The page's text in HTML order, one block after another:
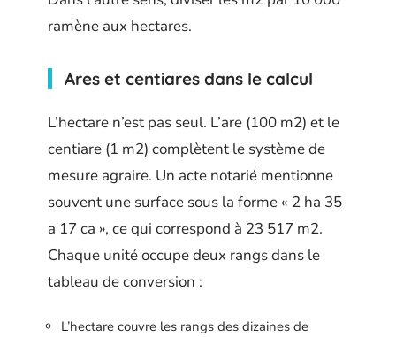
ramène aux hectares.
Ares et centiares dans le calcul
L’hectare n’est pas seul. L’are (100 m2) et le
centiare (1 m2) complètent le système de
mesure agraire. Un acte notarié mentionne
souvent une surface sous la forme « 2 ha 35
a 17 ca », ce qui correspond à 23 517 m2.
Chaque unité occupe deux rangs dans le
tableau de conversion :
L’hectare couvre les rangs des dizaines de